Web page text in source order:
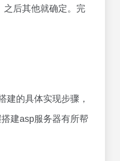
之后其他就确定。完
建的具体实现步骤，
建asp服务器有所帮